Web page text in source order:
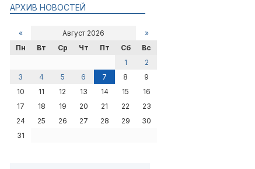
АРХИВ НОВОСТЕЙ
« Август 2026
»
Пн
Вт Ср Чт Пт Сб
Вс
1
2
3
4 5 6 7 8
9
10
11 12 13 14 15
16
17
18 19 20 21 22
23
24
25 26 27 28 29
30
31